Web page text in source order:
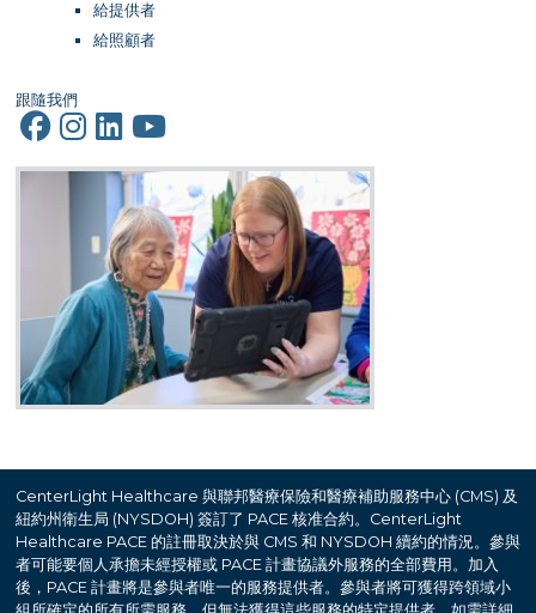
給提供者
給照顧者
跟隨我們
CenterLight Healthcare 與聯邦醫療保險和醫療補助服務中心 (CMS) 及
紐約州衛生局 (NYSDOH) 簽訂了 PACE 核准合約。CenterLight
Healthcare PACE 的註冊取決於與 CMS 和 NYSDOH 續約的情況。參與
者可能要個人承擔未經授權或 PACE 計畫協議外服務的全部費用。加入
後，PACE 計畫將是參與者唯一的服務提供者。參與者將可獲得跨領域小